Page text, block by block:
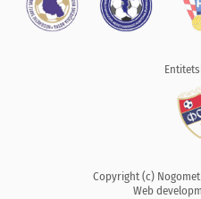
Copyright (c)
Web